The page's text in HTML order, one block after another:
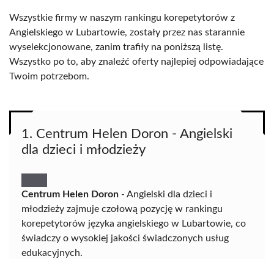
Wszystkie firmy w naszym rankingu korepetytorów z
Angielskiego w Lubartowie, zostały przez nas starannie
wyselekcjonowane, zanim trafiły na poniższą listę.
Wszystko po to, aby znaleźć oferty najlepiej odpowiadające
Twoim potrzebom.
1. Centrum Helen Doron - Angielski
dla dzieci i młodzieży
Centrum Helen Doron - Angielski dla dzieci i
młodzieży zajmuje czołową pozycję w rankingu
korepetytorów języka angielskiego w Lubartowie, co
świadczy o wysokiej jakości świadczonych usług
edukacyjnych.